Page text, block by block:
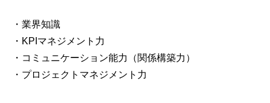
・業界知識
・KPIマネジメント力
・コミュニケーション能力（関係構築力）
・プロジェクトマネジメント力